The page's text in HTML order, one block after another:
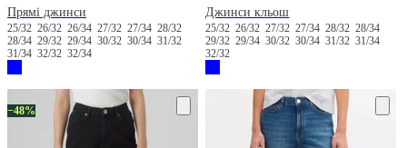
Прямі джинси
25/32 26/32 26/34 27/32 27/34 28/32
28/34 29/32 29/34 30/32 30/34 31/32
31/34 32/32 32/34
Джинси кльош
25/3226/3227/3227/3428/3228/34
29/3229/3430/3230/3431/3231/34
32/32
−48%